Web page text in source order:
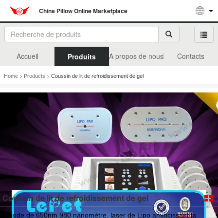
China Pillow Online Marketplace
Accueil Produits A propos de nous Contacts
Home > Products > Coussin de lit de refroidissement de gel
Coussin de lit de refroidissement de gel
diode de 650nm 980 nanomètre, laser de Lipo amincissant la